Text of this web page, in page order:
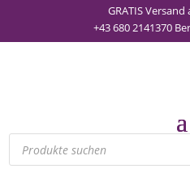
GRATIS
+43 680 2141370
Products
search